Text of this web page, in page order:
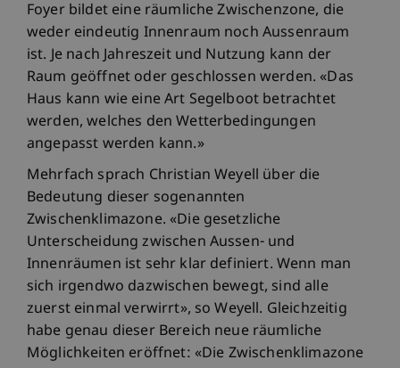
Foyer bildet eine räumliche Zwischenzone, die
weder eindeutig Innenraum noch Aussenraum
ist. Je nach Jahreszeit und Nutzung kann der
Raum geöffnet oder geschlossen werden. «Das
Haus kann wie eine Art Segelboot betrachtet
werden, welches den Wetterbedingungen
angepasst werden kann.»
Mehrfach sprach Christian Weyell über die
Bedeutung dieser sogenannten
Zwischenklimazone. «Die gesetzliche
Unterscheidung zwischen Aussen- und
Innenräumen ist sehr klar definiert. Wenn man
sich irgendwo dazwischen bewegt, sind alle
zuerst einmal verwirrt», so Weyell. Gleichzeitig
habe genau dieser Bereich neue räumliche
Möglichkeiten eröffnet: «Die Zwischenklimazone